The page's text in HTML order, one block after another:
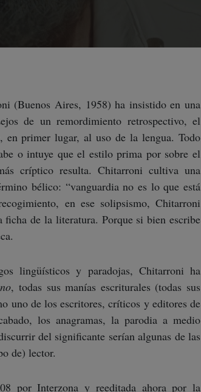
(Buenos Aires, 1958) ha insistido en una
de un remordimiento retrospectivo, el
en primer lugar, al uso de la lengua. Todo
o intuye que el estilo prima por sobre el
críptico resulta. Chitarroni cultiva una
bélico: “vanguardia no es lo que está
en ese solipsismo, Chitarroni
de la literatura. Porque si bien escribe
lingüísticos y paradojas, Chitarroni ha
, todas sus manías escriturales (todas sus
uno de los escritores, críticos y editores de
los anagramas, la parodia a medio
del significante serían algunas de las
de) lector.
por Interzona y reeditada ahora por la